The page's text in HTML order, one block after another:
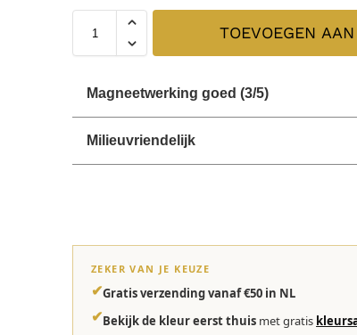
TOEVOEGEN AAN
Magneetwerking goed (3/5)
Milieuvriendelijk
ZEKER VAN JE KEUZE
✔Gratis verzending vanaf €50 in NL
✔Bekijk de kleur eerst thuis met gratis